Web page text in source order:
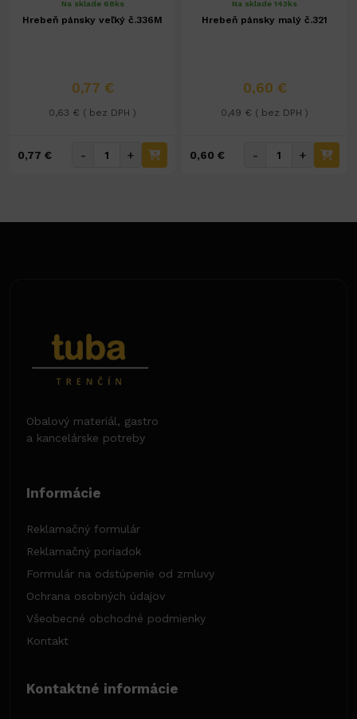
Na sklade 68ks
Hrebeň pánsky veľký č.336M
0,77 €
0,63 € ( bez DPH )
0,77 € - +
Na sklade 143ks
Hrebeň pánsky malý č.321
0,60 €
0,49 € ( bez DPH )
0,60 € - +
Obalový materiál, gastro
a kancelárske potreby
Informácie
Reklamačný formulár
Reklamačný poriadok
Formulár na odstúpenie od zmluvy
Ochrana osobných údajov
Všeobecné obchodné podmienky
Kontakt
Kontaktné informácie